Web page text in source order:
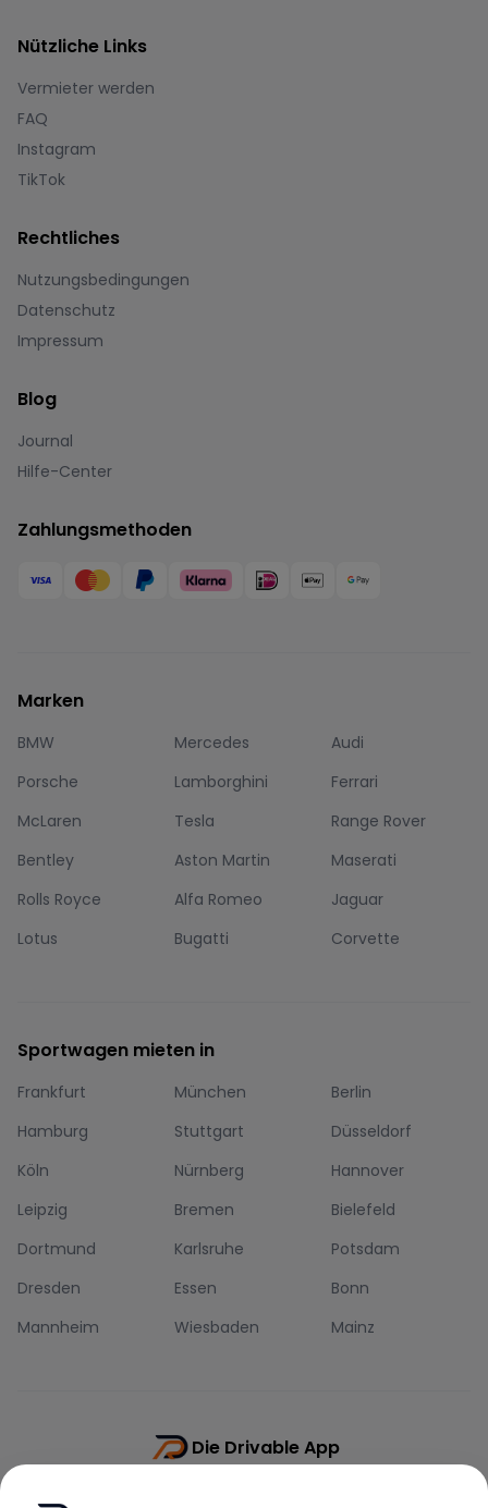
Nützliche Links
Vermieter werden
FAQ
Instagram
TikTok
Rechtliches
Nutzungsbedingungen
Datenschutz
Impressum
Blog
Journal
Hilfe-Center
Zahlungsmethoden
Marken
BMW Mercedes
Audi
Porsche
Lamborghini
Ferrari
McLaren
Tesla
Range Rover
Bentley
Aston Martin
Maserati
Rolls Royce
Alfa Romeo
Jaguar
Lotus
Bugatti Corvette
Sportwagen mieten in
Frankfurt München
Berlin
Hamburg
Stuttgart
Düsseldorf
Köln
Nürnberg
Hannover
Leipzig
Bremen
Bielefeld
Dortmund
Karlsruhe
Potsdam
Dresden
Essen
Bonn
Mannheim
Wiesbaden Mainz
Die Drivable App